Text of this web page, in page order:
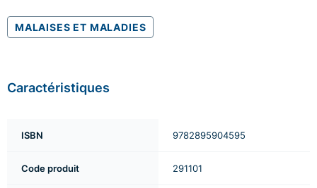
MALAISES ET MALADIES
Caractéristiques
ISBN 9782895904595
Code produit 291101